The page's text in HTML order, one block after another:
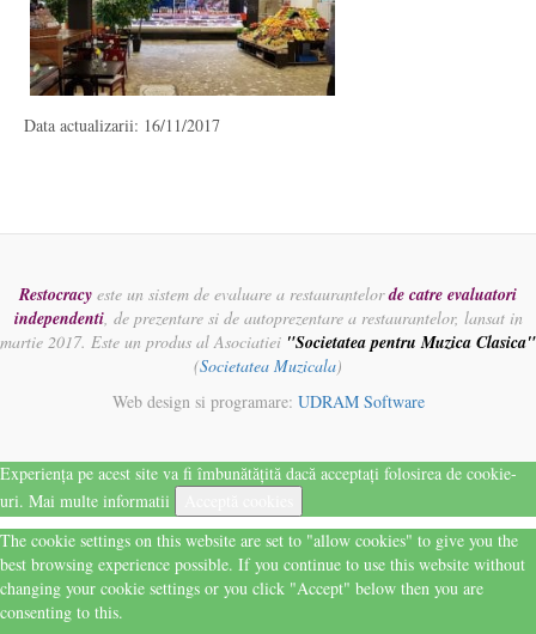
Data actualizarii: 16/11/2017
Restocracy este un sistem de evaluare a restaurantelorde catre evaluatori
independenti, de prezentare si de autoprezentare a restaurantelor, lansat in
martie 2017. Este un produs al Asociatiei "Societatea pentru Muzica Clasica"
(Societatea Muzicala)
Web design si programare: UDRAM Software
Experiența pe acest site va fi îmbunătățită dacă acceptați folosirea de cookie-
uri. Mai multe informatii
The cookie settings on this website are set to "allow cookies" to give you the
best browsing experience possible. If you continue to use this website without
changing your cookie settings or you click "Accept" below then you are
consenting to this.